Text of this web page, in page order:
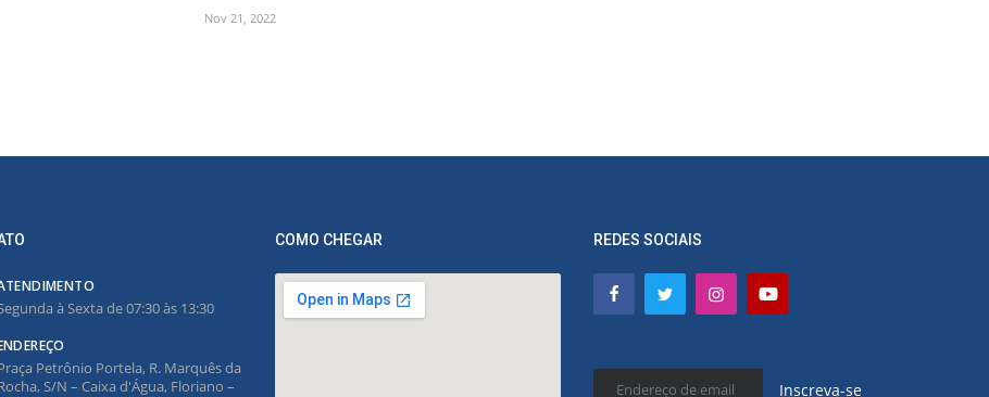
Nov 21, 2022
à Sexta de 07:30 às 13:30
Petrônio Portela, R. Marquês da
S/N – Caixa d'Água, Floriano –
COMO CHEGAR REDES SOCIAIS
Inscreva-se